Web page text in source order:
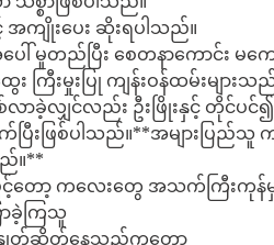
အကျိုးပေး ဆိုးရပါသည်။
ေါ် မူတည်ပြီး စေတနာကောင်း မက
း ကြီးမှုးပြု ကျန်းဝန်ထမ်းမျ
စ်လာခဲ့လျှင်လည်း ဦးဖြိုးနှင့် တိုင်
ပြီးဖြစ်ပါသည်။**အများပြည်
။**
င့်တော့ ကလေးတွေ အသက်ကြီးကုန်မှ
ာခဲ့ကြသူ
တ်ဆိတ်နေသည်ကတော့